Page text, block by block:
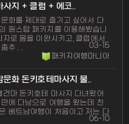
사지 + 클럽 + 에코..
화를 제대로 즐기고 싶어서 다
원스탑 패키지를 이용해봤습니
지로 몸을 이완시키고, 클럽에서
추 . .
03-15
패키지여행마니아
문화 돈키호테마사지 불..
건마 돈키호테 마사지 다녀왔어
에 다낭으로 여행을 왔는데 친
베트남여행이 처음이고 저는 다
06-10